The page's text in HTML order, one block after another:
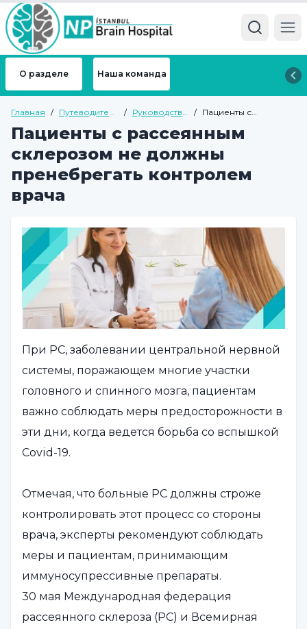
О разделе Наша команда
Главная / Путеводитель
/ Руководство
здоровью
/ Пациенты с
склерозом не
пренебрегать
Пациенты с рассеянным
склерозом не должны
пренебрегать контролем
врача
При РС, заболевании центральной нервной
системы, поражающем многие участки
головного и спинного мозга, пациентам
важно соблюдать меры предосторожности в
эти дни, когда ведется борьба со вспышкой
Covid-19.
Отмечая, что больные РС должны строже
контролировать этот процесс со стороны
врача, эксперты рекомендуют соблюдать
меры и пациентам, принимающим
иммуносупрессивные препараты.
30 мая Международная федерация
рассеянного склероза (РС) и Всемирная